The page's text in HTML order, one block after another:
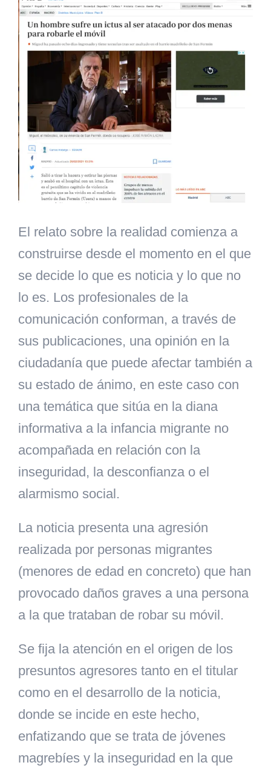
imagen
más
grande
El relato sobre la realidad comienza a
construirse desde el momento en el que
se decide lo que es noticia y lo que no
lo es. Los profesionales de la
comunicación conforman, a través de
sus publicaciones, una opinión en la
ciudadanía que puede afectar también a
su estado de ánimo, en este caso con
una temática que sitúa en la diana
informativa a la infancia migrante no
acompañada en relación con la
inseguridad, la desconfianza o el
alarmismo social.
La noticia presenta una agresión
realizada por personas migrantes
(menores de edad en concreto) que han
provocado daños graves a una persona
a la que trataban de robar su móvil.
Se fija la atención en el origen de los
presuntos agresores tanto en el titular
como en el desarrollo de la noticia,
donde se incide en este hecho,
enfatizando que se trata de jóvenes
magrebíes y la inseguridad en la que